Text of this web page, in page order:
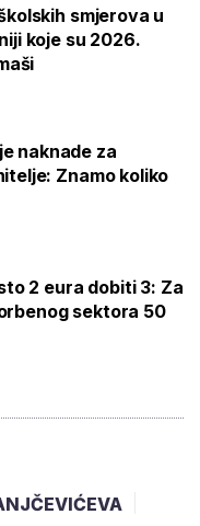
smjerova u
koje su 2026.
naknade za
Znamo koliko
2 eura dobiti 3: Za
sektora 50